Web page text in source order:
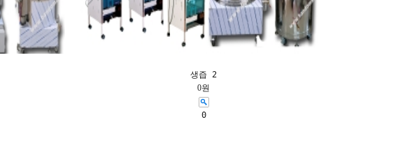
생즙 2
0원
0